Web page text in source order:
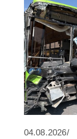
04.08.2026/